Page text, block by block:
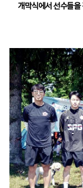
개막식에서 선수들을